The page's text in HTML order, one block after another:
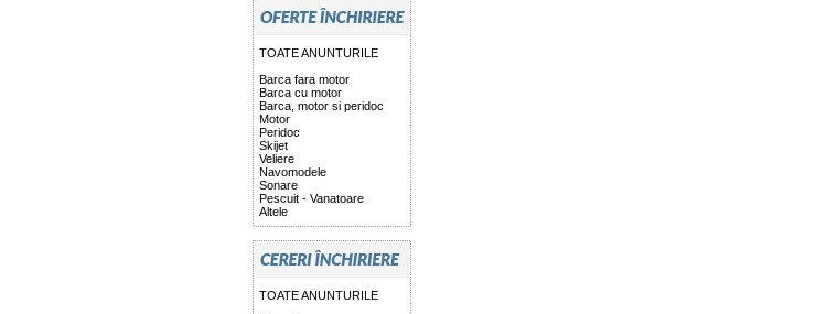
TOATE ANUNTURILE
Barca fara motor
Barca cu motor
Barca, motor si peridoc
Motor
Peridoc
Skijet
Veliere
Navomodele
Sonare
Pescuit - Vanatoare
Altele
TOATE ANUNTURILE